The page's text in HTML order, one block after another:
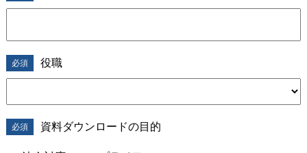
役職
資料ダウンロードの目的